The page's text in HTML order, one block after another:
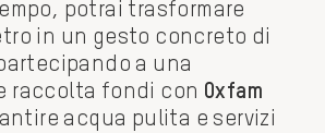
potrai trasformare
in un gesto concreto di
a una
raccolta fondi con Oxfam
acqua pulita e servizi